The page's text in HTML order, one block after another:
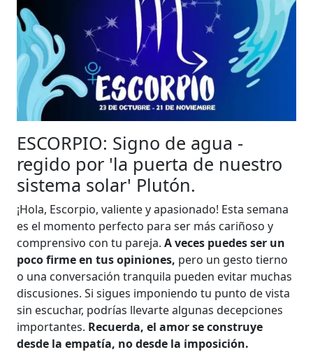
ESCORPIO: Signo de agua -
regido por 'la puerta de nuestro
sistema solar' Plutón.
¡Hola, Escorpio, valiente y apasionado! Esta semana
es el momento perfecto para ser más cariñoso y
comprensivo con tu pareja. A veces puedes ser un
poco firme en tus opiniones, pero un gesto tierno
o una conversación tranquila pueden evitar muchas
discusiones. Si sigues imponiendo tu punto de vista
sin escuchar, podrías llevarte algunas decepciones
importantes. Recuerda, el amor se construye
desde la empatía, no desde la imposición.